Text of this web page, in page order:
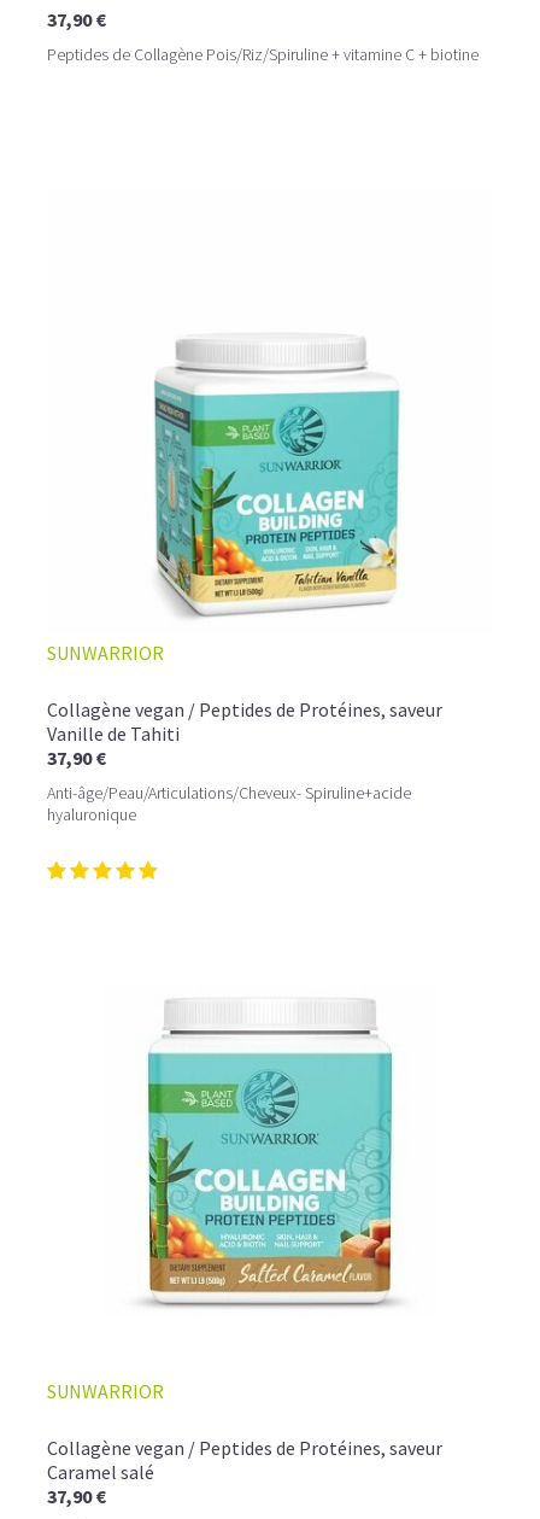
37,90 €
Peptides de Collagène Pois/Riz/Spiruline + vitamine C + biotine
SUNWARRIOR
Collagène vegan / Peptides de Protéines, saveur
Vanille de Tahiti
37,90 €
Anti-âge/Peau/Articulations/Cheveux- Spiruline+acide
hyaluronique
SUNWARRIOR
Collagène vegan / Peptides de Protéines, saveur
Caramel salé
37,90 €